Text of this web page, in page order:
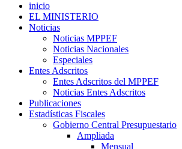
inicio
EL MINISTERIO
Noticias
Noticias MPPEF
Noticias Nacionales
Especiales
Entes Adscritos
Entes Adscritos del MPPEF
Noticias Entes Adscritos
Publicaciones
Estadísticas Fiscales
Gobierno Central Presupuestario
Ampliada
Mensual